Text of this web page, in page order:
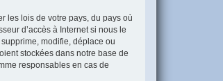
les lois de votre pays, du pays où
d’accès à Internet si nous le
modifie, déplace ou
stockées dans notre base de
responsables en cas de